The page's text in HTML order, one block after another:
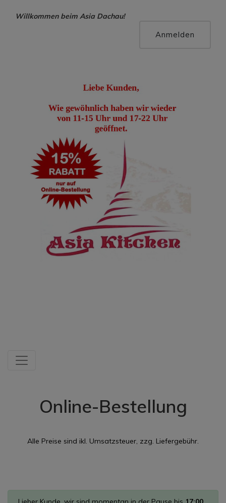
Willkommen beim Asia Dachau!
Anmelden
Online-Bestellung
Alle Preise sind ikl. Umsatzsteuer, zzg. Liefergebühr.